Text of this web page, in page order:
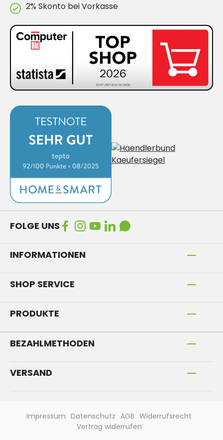
2% Skonto bei Vorkasse
FOLGE UNS
INFORMATIONEN
SHOP SERVICE
PRODUKTE
BEZAHLMETHODEN
VERSAND
Impressum Datenschutz AGB Widerrufsrecht
Vertrag widerrufen